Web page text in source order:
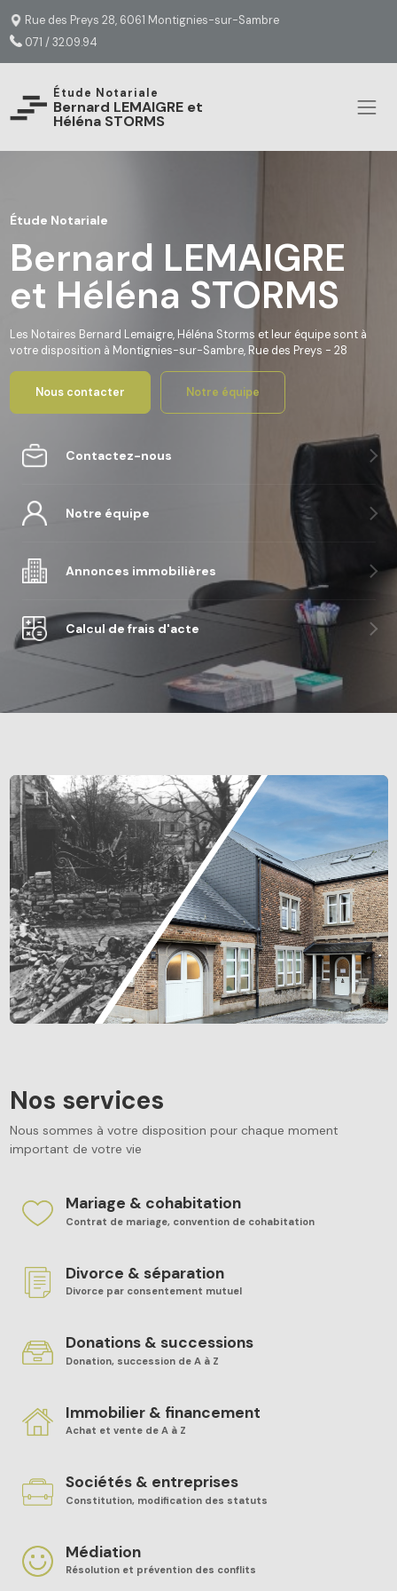
Rue des Preys 28, 6061 Montignies-sur-Sambre
071 / 32.09.94
Étude Notariale
Bernard LEMAIGRE et
Héléna STORMS
Étude Notariale
Bernard LEMAIGRE
et Héléna STORMS
Les Notaires Bernard Lemaigre, Héléna Storms et leur équipe sont à
votre disposition à Montignies-sur-Sambre, Rue des Preys - 28
Nous contacter Notre équipe
Contactez-nous
Notre équipe
Annonces immobilières
Calcul de frais d'acte
Nos services
Nous sommes à votre disposition pour chaque moment
important de votre vie
Mariage & cohabitation
Contrat de mariage, convention de cohabitation
Divorce & séparation
Divorce par consentement mutuel
Donations & successions
Donation, succession de A à Z
Immobilier & financement
Achat et vente de A à Z
Sociétés & entreprises
Constitution, modification des statuts
Médiation
Résolution et prévention des conflits